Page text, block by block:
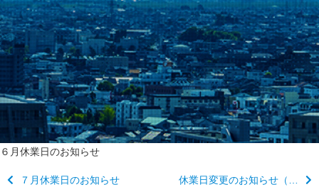
６月休業日のお知らせ
休業日変更のお知らせ（４月・５月）
７月休業日のお知らせ